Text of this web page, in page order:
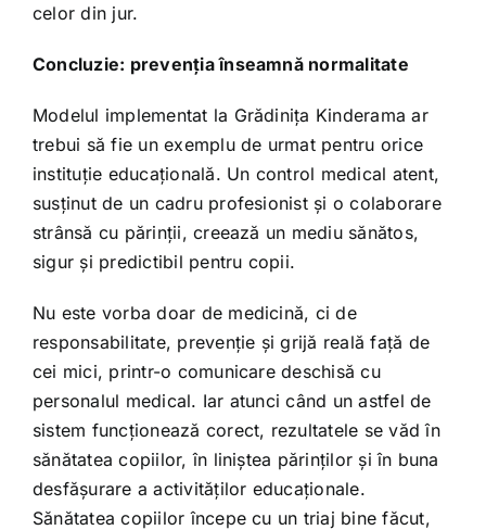
celor din jur.
Concluzie: prevenția înseamnă normalitate
Modelul implementat la Grădinița Kinderama ar
trebui să fie un exemplu de urmat pentru orice
instituție educațională. Un control medical atent,
susținut de un cadru profesionist și o colaborare
strânsă cu părinții, creează un mediu sănătos,
sigur și predictibil pentru copii.
Nu este vorba doar de medicină, ci de
responsabilitate, prevenție și grijă reală față de
cei mici, printr-o comunicare deschisă cu
personalul medical. Iar atunci când un astfel de
sistem funcționează corect, rezultatele se văd în
sănătatea copiilor, în liniștea părinților și în buna
desfășurare a activităților educaționale.
Sănătatea copiilor începe cu un triaj bine făcut,